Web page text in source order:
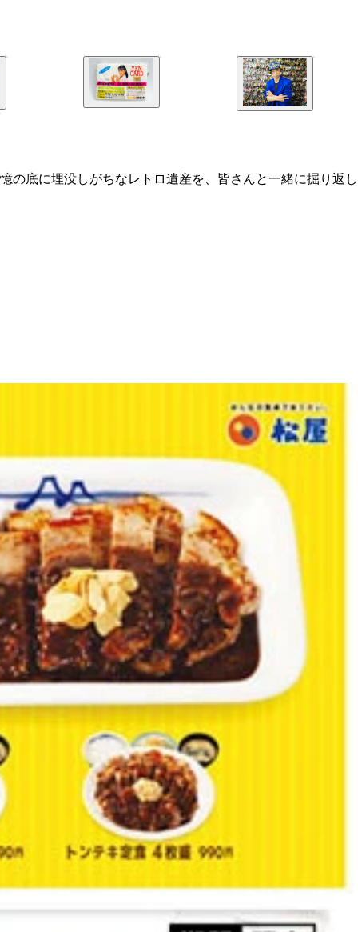
ェーン居酒屋、コンビニなどなど。時代を映す鏡でした（
のが存在したりと小さな変化が起きていたのです。裏側に
の底に埋没しがちなレトロ遺産を、皆さんと一緒に掘り返し